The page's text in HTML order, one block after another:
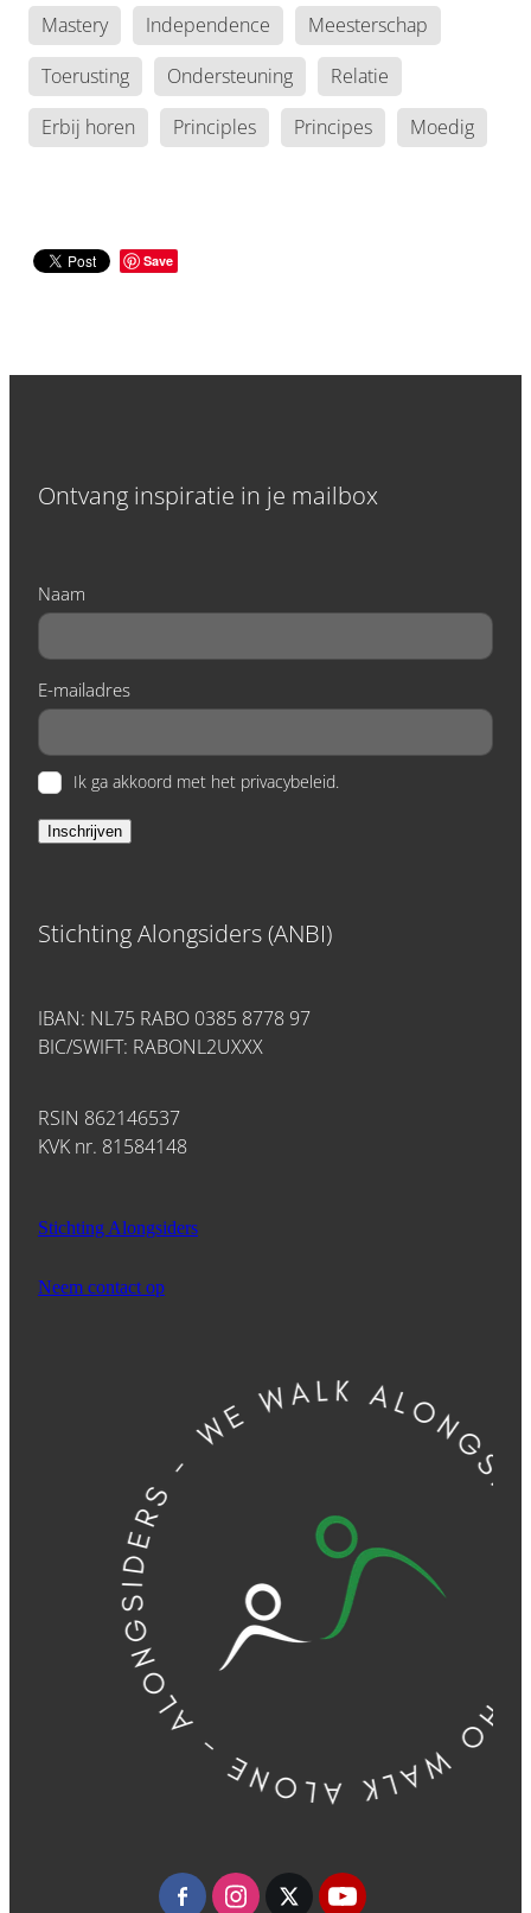
Mastery
Independence
Meesterschap
Toerusting
Ondersteuning
Relatie
Erbij horen
Principles Principes Moedig
Save
Ontvang inspiratie in je mailbox
Naam
E-mailadres
Ik ga akkoord met het privacybeleid.
Inschrijven
Stichting Alongsiders (ANBI)
IBAN: NL75 RABO 0385 8778 97
BIC/SWIFT: RABONL2UXXX
RSIN 862146537
KVK nr. 81584148
Stichting Alongsiders
Neem contact op